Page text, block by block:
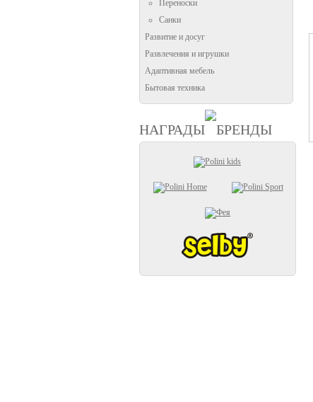
Переноски
Санки
Развитие и досуг
Развлечения и игрушки
Адаптивная мебель
Бытовая техника
НАГРАДЫ БРЕНДЫ